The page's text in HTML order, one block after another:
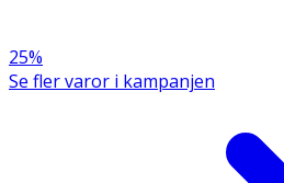
25%
Se fler varor i kampanjen